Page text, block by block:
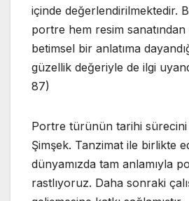
içinde değerlendirilmektedir.
portre hem resim
betimsel bir anlatıma
güzellik değeriyle de ilgi
87)
Portre türünün tarihi sürecini
Şimşek. Tanzimat ile birlikte
dünyamızda tam anlamıyla
rastlıyoruz. Daha sonraki